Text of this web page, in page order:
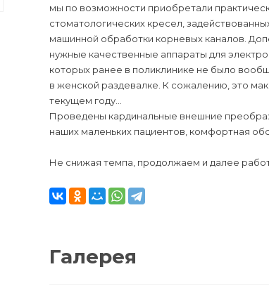
мы по возможности приобретали
стоматологических кресел,
машинной обработки корневых каналов.
нужные качественные аппараты для
которых ранее в поликлинике не было
в женской раздевалке. К сожалению, это
текущем году…
Проведены кардинальные внешние
наших маленьких пациентов, комфортная
Не снижая темпа, продолжаем и далее
Галерея